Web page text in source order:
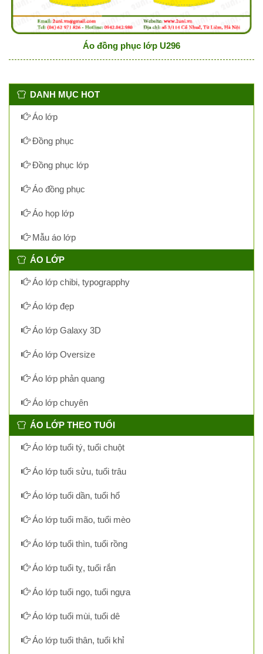
Áo đồng phục lớp U296
DANH MỤC HOT
Áo lớp
Đồng phục
Đồng phục lớp
Áo đồng phục
Áo họp lớp
Mẫu áo lớp
ÁO LỚP
Áo lớp chibi, typograpphy
Áo lớp đẹp
Áo lớp Galaxy 3D
Áo lớp Oversize
Áo lớp phản quang
Áo lớp chuyên
ÁO LỚP THEO TUỔI
Áo lớp tuổi tý, tuổi chuột
Áo lớp tuổi sửu, tuổi trâu
Áo lớp tuổi dần, tuổi hổ
Áo lớp tuổi mão, tuổi mèo
Áo lớp tuổi thìn, tuổi rồng
Áo lớp tuổi tỵ, tuổi rắn
Áo lớp tuổi ngọ, tuổi ngựa
Áo lớp tuổi mùi, tuổi dê
Áo lớp tuổi thân, tuổi khỉ